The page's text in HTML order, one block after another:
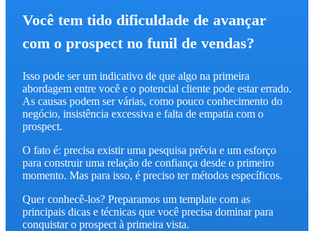
Você tem tido dificuldade de avançar
com o prospect no funil de vendas?
Isso pode ser um indicativo de que algo na primeira
abordagem entre você e o potencial cliente pode estar errado.
As causas podem ser várias, como pouco conhecimento do
negócio, insistência excessiva e falta de empatia com o
prospect.
O fato é: precisa existir uma pesquisa prévia e um esforço
para construir uma relação de confiança desde o primeiro
momento. Mas para isso, é preciso ter métodos específicos.
Quer conhecê-los? Preparamos um template com as
principais dicas e técnicas que você precisa dominar para
conquistar o prospect à primeira vista.